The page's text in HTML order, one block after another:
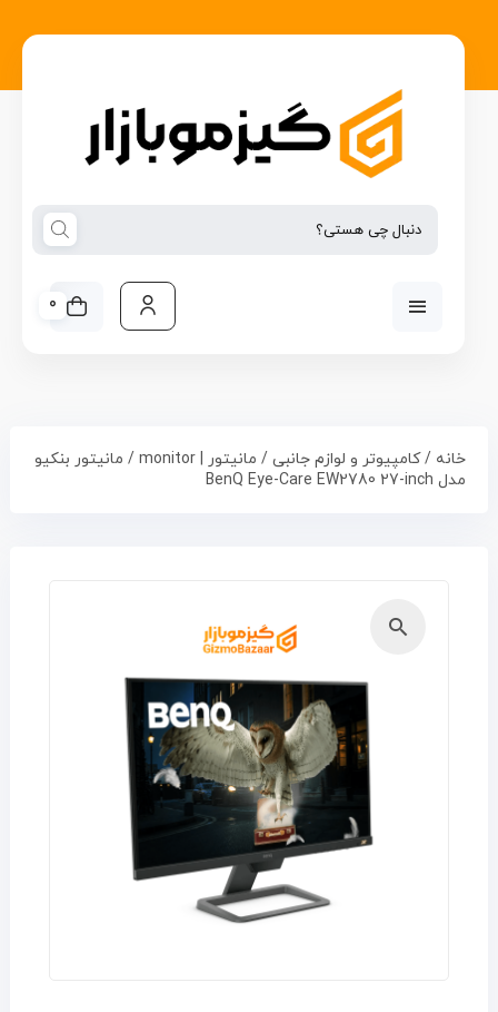
0
خانه /کامپیوتر و لوازم جانبی/ مانیتور | monitor
/ مانیتور بنکیو
مدل BenQ Eye-Care EW2780 27-inch